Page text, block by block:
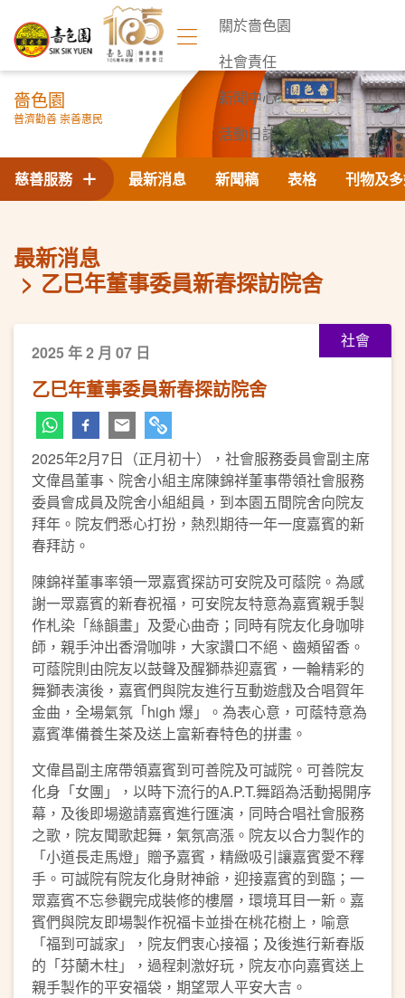
關於嗇色園
社會責任
新聞中心
活動日誌
聯絡我們
嗇色園
普濟勸善 崇善惠民
最新消息 新聞稿 表格 刊物及
慈善服務
最新消息
乙巳年董事委員新春探訪院舍
社會
2025 年 2 月 07 日
乙巳年董事委員新春探訪院舍
2025年2月7日（正月初十），社會服務委員會副主席
文偉昌董事、院舍小組主席陳錦祥董事帶領社會服務
委員會成員及院舍小組組員，到本園五間院舍向院友
拜年。院友們悉心打扮，熱烈期待一年一度嘉賓的新
春拜訪。
陳錦祥董事率領一眾嘉賓探訪可安院及可蔭院。為感
謝一眾嘉賓的新春祝福，可安院友特意為嘉賓親手製
作札染「絲韻畫」及愛心曲奇；同時有院友化身咖啡
師，親手沖出香滑咖啡，大家讚口不絕、齒頰留香。
可蔭院則由院友以鼓聲及醒獅恭迎嘉賓，一輪精彩的
舞獅表演後，嘉賓們與院友進行互動遊戲及合唱賀年
金曲，全場氣氛「high 爆」。為表心意，可蔭特意為
嘉賓準備養生茶及送上富新春特色的拼畫。
文偉昌副主席帶領嘉賓到可善院及可誠院。可善院友
化身「女團」，以時下流行的A.P.T.舞蹈為活動揭開序
幕，及後即場邀請嘉賓進行匯演，同時合唱社會服務
之歌，院友聞歌起舞，氣氛高漲。院友以合力製作的
「小道長走馬燈」贈予嘉賓，精緻吸引讓嘉賓愛不釋
手。可誠院有院友化身財神爺，迎接嘉賓的到臨；一
眾嘉賓不忘參觀完成裝修的樓層，環境耳目一新。嘉
賓們與院友即場製作祝福卡並掛在桃花樹上，喻意
「福到可誠家」，院友們衷心接福；及後進行新春版
的「芬蘭木柱」，過程刺激好玩，院友亦向嘉賓送上
親手製作的平安福袋，期望眾人平安大吉。